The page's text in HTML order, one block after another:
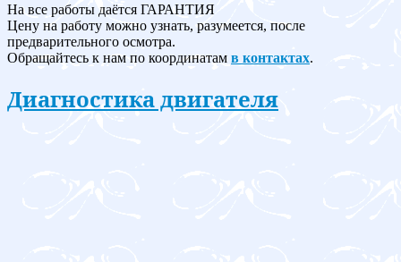
На все работы даётся ГАРАНТИЯ
Цену на работу можно узнать, разумеется, после
предварительного осмотра.
Обращайтесь к нам по координатам в контактах.
Диагностика двигателя